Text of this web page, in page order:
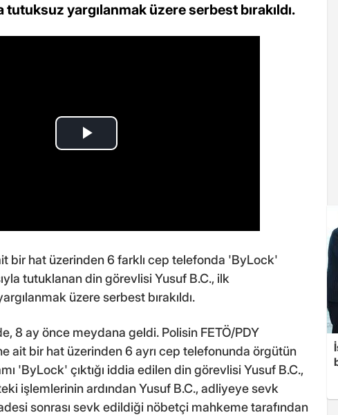
tutuksuz yargılanmak üzere serbest bırakıldı.
bir hat üzerinden 6 farklı cep telefonda 'ByLock'
tutuklanan din görevlisi Yusuf B.C., ilk
üzere serbest bırakıldı.
8 ay önce meydana geldi. Polisin FETÖ/PDY
ait bir hat üzerinden 6 ayrı cep telefonunda örgütün
'ByLock' çıktığı iddia edilen din görevlisi Yusuf B.C.,
işlemlerinin ardından Yusuf B.C., adliyeye sevk
sonrası sevk edildiği nöbetçi mahkeme tarafından